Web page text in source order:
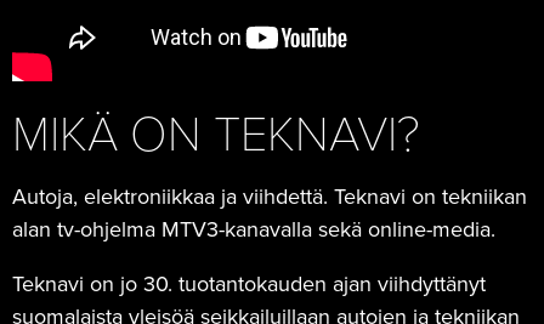
MIKÄ ON TEKNAVI?
Autoja, elektroniikkaa ja viihdettä. Teknavi on tekniikan
alan tv-ohjelma MTV3-kanavalla sekä online-media.
Teknavi on jo 30. tuotantokauden ajan viihdyttänyt
suomalaista yleisöä seikkailuillaan autojen ja tekniikan